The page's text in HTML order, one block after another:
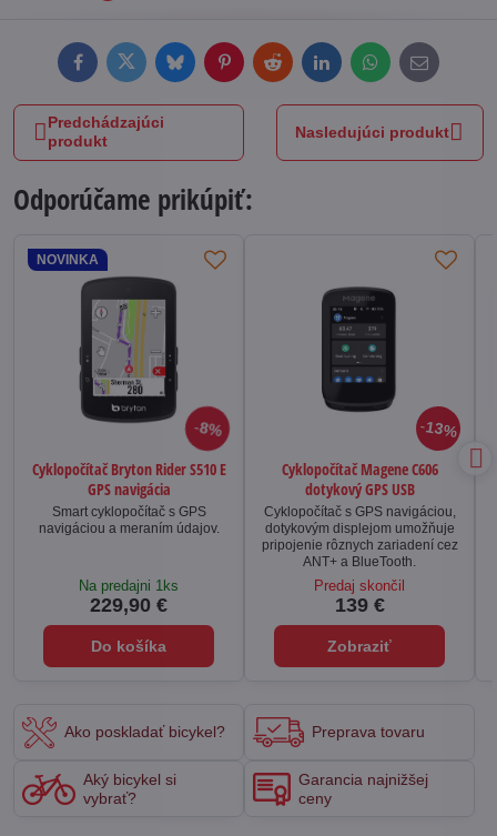
FacebookTwitterBlueskyPinterestRedditLinkedInWhatsApp
E-
mail
Predchádzajúci
produkt
Nasledujúci produkt
Odporúčame prikúpiť:
8%
NOVINKA
Cyklopočítač Bryton Rider S510 E
GPS navigácia
Smart cyklopočítač s GPS
navigáciou a meraním údajov.
Na predajni 1ks
229,90 €
Do košíka
13%
Cyklopočítač Magene C606
dotykový GPS USB
Cyklopočítač s GPS navigáciou,
dotykovým displejom umožňuje
pripojenie rôznych zariadení cez
ANT+ a BlueTooth.
Predaj skončil
139 €
Zobraziť
Ako poskladať bicykel? Preprava tovaru
Aký bicykel si
vybrať?
Garancia najnižšej
ceny